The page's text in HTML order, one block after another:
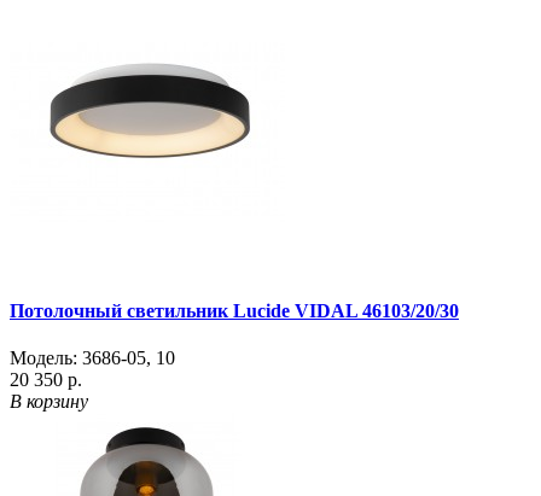
Потолочный светильник Lucide VIDAL 46103/20/30
Модель: 3686-05, 10
20 350 р.
В корзину